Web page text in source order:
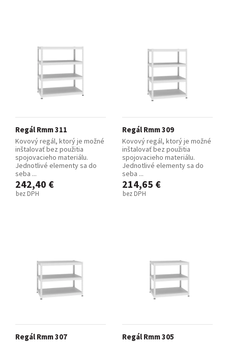
Regál Rmm 311
Kovový regál, ktorý je možné
inštalovať bez použitia
spojovacieho materiálu.
Jednotlivé elementy sa do
seba ...
242,40 €
bez DPH
Regál Rmm 309
Kovový regál, ktorý je možné
inštalovať bez použitia
spojovacieho materiálu.
Jednotlivé elementy sa do
seba ...
214,65 €
bez DPH
Regál Rmm 307 Regál Rmm 305